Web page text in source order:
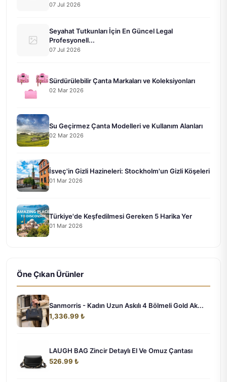
07 Jul 2026
Seyahat Tutkunları İçin En Güncel Legal
Profesyonell...
07 Jul 2026
Sürdürülebilir Çanta Markaları ve Koleksiyonları
02 Mar 2026
Su Geçirmez Çanta Modelleri ve Kullanım Alanları
02 Mar 2026
İsveç'in Gizli Hazineleri: Stockholm'un Gizli Köşeleri
01 Mar 2026
Türkiye'de Keşfedilmesi Gereken 5 Harika Yer
01 Mar 2026
Öne Çıkan Ürünler
Sanmorris - Kadın Uzun Askılı 4 Bölmeli Gold Ak...
1,336.99 ₺
LAUGH BAG Zincir Detaylı El Ve Omuz Çantası
526.99 ₺